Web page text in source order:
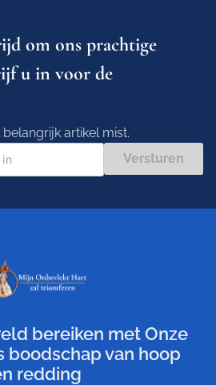
om ons prachtige
u in voor de
artikel mist.
Versturen
bereiken met Onze
boodschap van hoop
redding